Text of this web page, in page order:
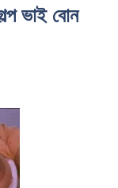
ভাই বোন